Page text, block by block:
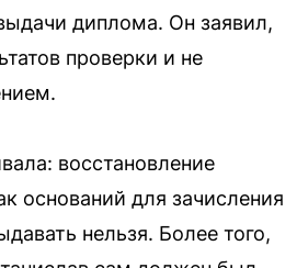
диплома. Он заявил,
проверки и не
восстановление
оснований для зачисления
нельзя. Более того,